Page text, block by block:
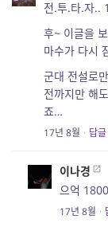
전.투.타.자..
후~ 이글을
마수가 다시
군대 전설로
전까지만 해
죠…
17년 8월 · 답글
이나경
으억
17년 8월 ·